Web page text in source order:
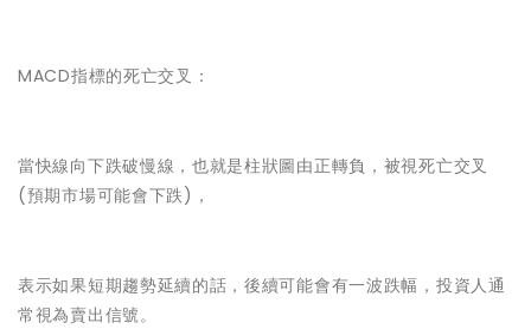
MACD指標的死亡交叉：
當快線向下跌破慢線，也就是柱狀圖由正轉負，被視死亡交叉
(預期市場可能會下跌)，
表示如果短期趨勢延續的話，後續可能會有一波跌幅，投資人通
常視為賣出信號。